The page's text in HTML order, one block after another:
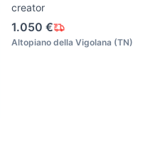
creator
1.050 €
Altopiano della Vigolana (TN)